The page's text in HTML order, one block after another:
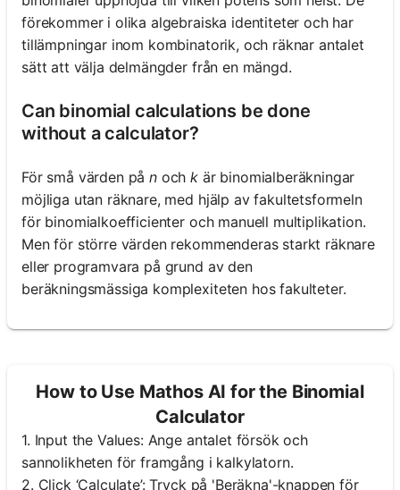
förekommer i olika algebraiska identiteter och har
tillämpningar inom kombinatorik, och räknar antalet
sätt att välja delmängder från en mängd.
Can binomial calculations be done
without a calculator?
För små värden pånochk är binomialberäkningar
möjliga utan räknare, med hjälp av fakultetsformeln
för binomialkoefficienter och manuell multiplikation.
Men för större värden rekommenderas starkt räknare
eller programvara på grund av den
beräkningsmässiga komplexiteten hos fakulteter.
How to Use Mathos AI for the Binomial
Calculator
1. Input the Values: Ange antalet försök och
sannolikheten för framgång i kalkylatorn.
2. Click ‘Calculate’: Tryck på 'Beräkna'-knappen för